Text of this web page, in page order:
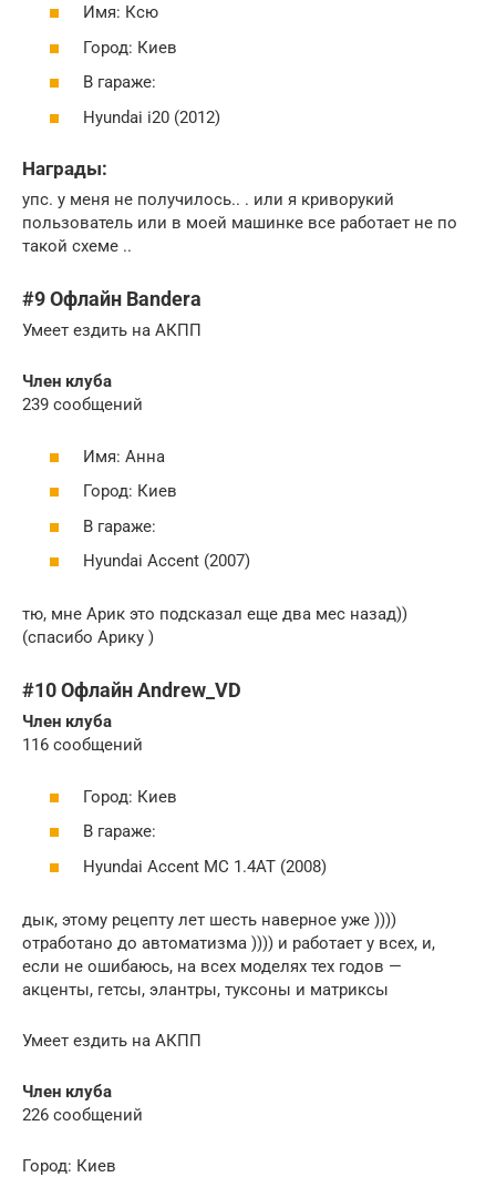
Имя: Ксю
Город: Киев
В гараже:
Hyundai i20 (2012)
Награды:
упс. у меня не получилось.. . или я криворукий
пользователь или в моей машинке все работает не по
такой схеме ..
#9 Офлайн Bandera
Умеет ездить на АКПП
Член клуба
239 сообщений
Имя: Анна
Город: Киев
В гараже:
Hyundai Accent (2007)
тю, мне Арик это подсказал еще два мес назад))
(спасибо Арику )
#10 Офлайн Andrew_VD
Член клуба
116 сообщений
Город: Киев
В гараже:
Hyundai Accent MC 1.4АТ (2008)
дык, этому рецепту лет шесть наверное уже ))))
отработано до автоматизма )))) и работает у всех, и,
если не ошибаюсь, на всех моделях тех годов —
акценты, гетсы, элантры, туксоны и матриксы
Умеет ездить на АКПП
Член клуба
226 сообщений
Город: Киев